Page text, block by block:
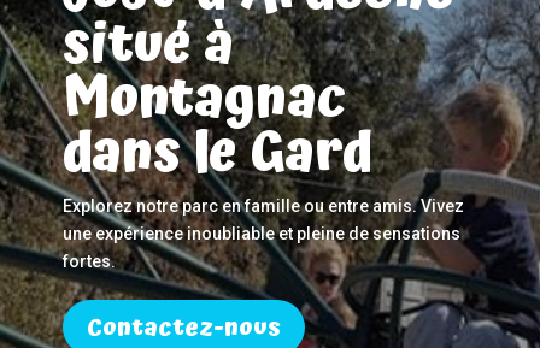
situé à
Montagnac
dans le Gard
Explorez notre parc en famille ou entre amis. Vivez
une expérience inoubliable et pleine de sensations
fortes.
Contactez-nous